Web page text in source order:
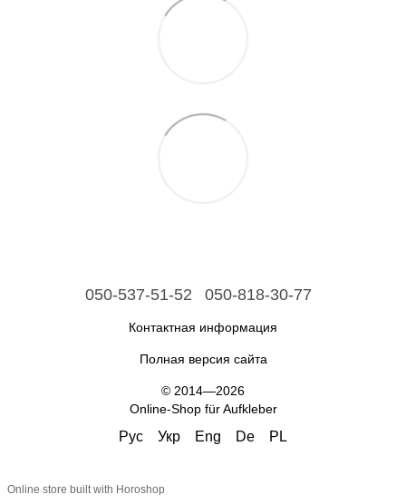
050-537-51-52 050-818-30-77
Контактная информация
Полная версия сайта
© 2014—2026
Online-Shop für Aufkleber
Рус Укр Eng De PL
Online store built with Horoshop